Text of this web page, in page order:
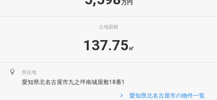
万円
土地面積
137.75㎡
所在地
愛知県北名古屋市九之坪南城屋敷18番1
愛知県北名古屋市の物件一覧